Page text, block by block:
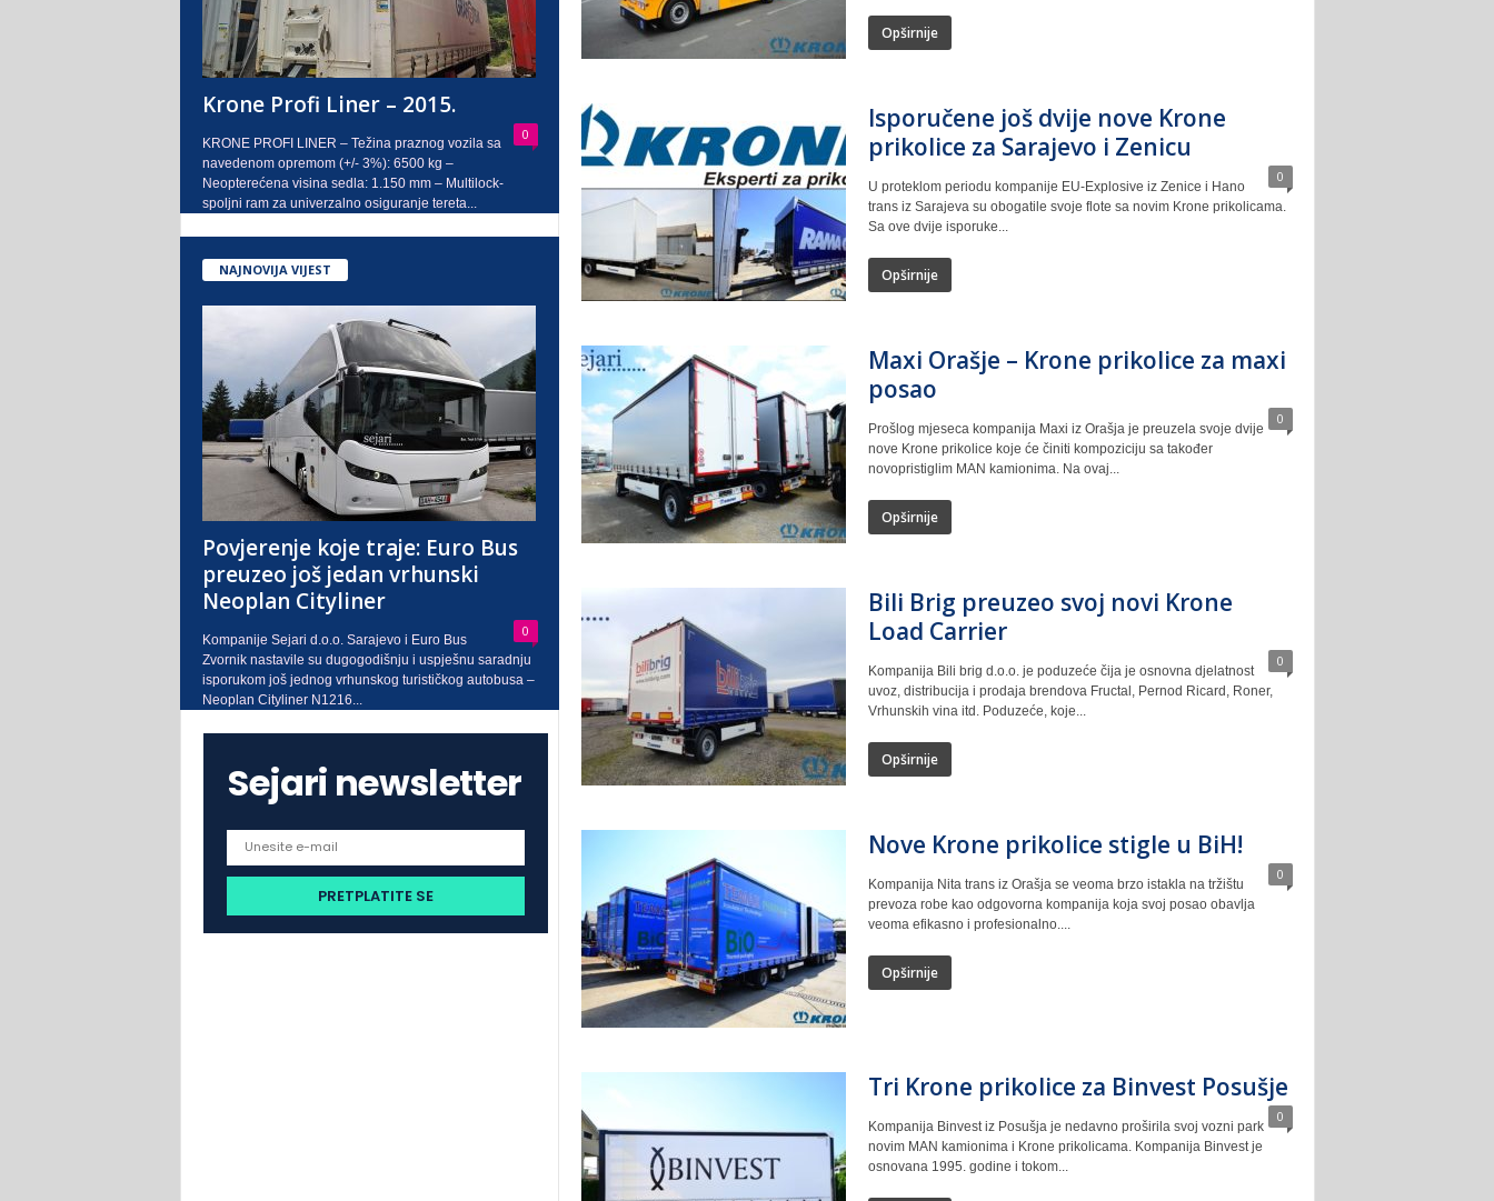
j
o
Opširnije
Isporučene još dvije nove Krone
prikolice za Sarajevo i Zenicu
0
U proteklom periodu kompanije EU-Explosive iz Zenice i Hano
trans iz Sarajeva su obogatile svoje flote sa novim Krone prikolicama.
Sa ove dvije isporuke...
Opširnije
Maxi Orašje – Krone prikolice za maxi
posao
0
Prošlog mjeseca kompanija Maxi iz Orašja je preuzela svoje dvije
nove Krone prikolice koje će činiti kompoziciju sa također
novopristiglim MAN kamionima. Na ovaj...
Opširnije
Bili Brig preuzeo svoj novi Krone
Load Carrier
0
Kompanija Bili brig d.o.o. je poduzeće čija je osnovna djelatnost
uvoz, distribucija i prodaja brendova Fructal, Pernod Ricard, Roner,
Vrhunskih vina itd. Poduzeće, koje...
Opširnije
Nove Krone prikolice stigle u BiH!
0
Kompanija Nita trans iz Orašja se veoma brzo istakla na tržištu
prevoza robe kao odgovorna kompanija koja svoj posao obavlja
veoma efikasno i profesionalno....
Opširnije
Tri Krone prikolice za Binvest Posušje
0
Kompanija Binvest iz Posušja je nedavno proširila svoj vozni park
novim MAN kamionima i Krone prikolicama. Kompanija Binvest je
osnovana 1995. godine i tokom...
Krone Profi Liner – 2015.
0
KRONE PROFI LINER – Težina praznog vozila sa
navedenom opremom (+/- 3%): 6500 kg –
Neopterećena visina sedla: 1.150 mm – Multilock-
spoljni ram za univerzalno osiguranje tereta...
NAJNOVIJA VIJEST
Povjerenje koje traje: Euro Bus
preuzeo još jedan vrhunski
Neoplan Cityliner
0
Kompanije Sejari d.o.o. Sarajevo i Euro Bus
Zvornik nastavile su dugogodišnju i uspješnu saradnju
isporukom još jednog vrhunskog turističkog autobusa –
Neoplan Cityliner N1216...
Sejari newsletter